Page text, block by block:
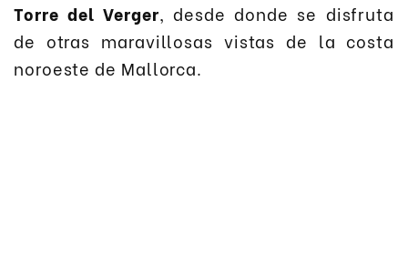
Torre del Verger, desde donde se disfruta
de otras maravillosas vistas de la costa
noroeste de Mallorca.